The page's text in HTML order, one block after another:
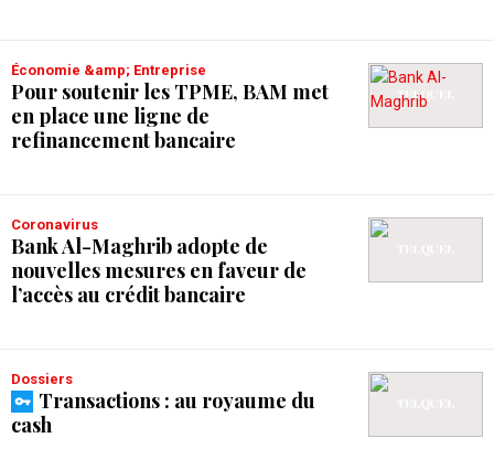
Économie &amp; Entreprise
Pour soutenir les TPME, BAM met
en place une ligne de
refinancement bancaire
Coronavirus
Bank Al-Maghrib adopte de
nouvelles mesures en faveur de
l’accès au crédit bancaire
Dossiers
Transactions : au royaume du
cash